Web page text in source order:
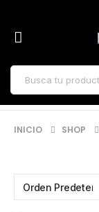
INICIO SHOP